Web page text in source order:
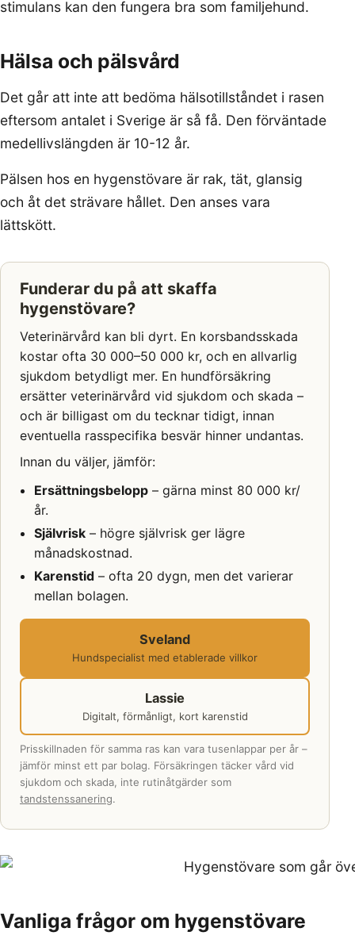
stimulans kan den fungera bra som familjehund.
Hälsa och pälsvård
Det går att inte att bedöma hälsotillståndet i rasen
eftersom antalet i Sverige är så få. Den förväntade
medellivslängden är 10-12 år.
Pälsen hos en hygenstövare är rak, tät, glansig
och åt det strävare hållet. Den anses vara
lättskött.
Funderar du på att skaffa
hygenstövare?
Veterinärvård kan bli dyrt. En korsbandsskada
kostar ofta 30 000–50 000 kr, och en allvarlig
sjukdom betydligt mer. En hundförsäkring
ersätter veterinärvård vid sjukdom och skada –
och är billigast om du tecknar tidigt, innan
eventuella rasspecifika besvär hinner undantas.
Innan du väljer, jämför:
Ersättningsbelopp– gärna minst 80 000 kr/
år.
Självrisk– högre självrisk ger lägre
månadskostnad.
Karenstid– ofta 20 dygn, men det varierar
mellan bolagen.
Sveland
Hundspecialist med etablerade villkor
Lassie
Digitalt, förmånligt, kort karenstid
Prisskillnaden för samma ras kan vara tusenlappar per år –
jämför minst ett par bolag. Försäkringen täcker vård vid
sjukdom och skada, inte rutinåtgärder som
tandstenssanering.
Vanliga frågor om hygenstövare